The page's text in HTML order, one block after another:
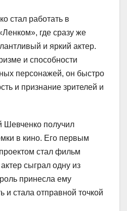
стал работать в
где сразу же
и яркий актер.
и способности
персонажей, он быстро
и признание зрителей и
Шевченко получил
в кино. Его первым
стал фильм
сыграл одну из
принесла ему
и стала отправной точкой